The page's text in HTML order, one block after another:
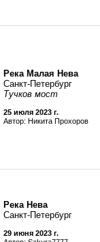
Река Малая Нева
Санкт-Петербург
Тучков мост
25 июля 2023 г.
Автор: Никита Прохоров
Река Нева
Санкт-Петербург
29 июня 2023 г.